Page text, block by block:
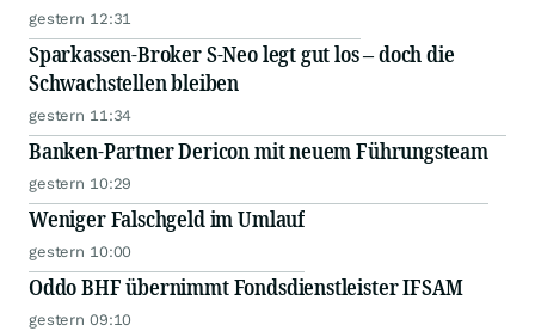
gestern 12:31
Sparkassen-Broker S-Neo legt gut los – doch die
Schwachstellen bleiben
gestern 11:34
Banken-Partner Dericon mit neuem Führungsteam
gestern 10:29
Weniger Falschgeld im Umlauf
gestern 10:00
Oddo BHF übernimmt Fondsdienstleister IFSAM
gestern 09:10